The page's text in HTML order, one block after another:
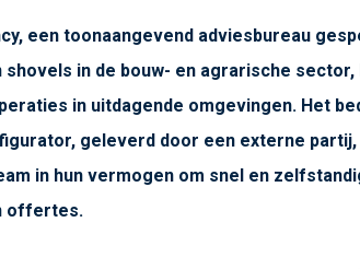
een toonaangevend adviesbureau
shovels in de bouw- en agrarische
in uitdagende omgevingen. Het
geleverd door een externe
in hun vermogen om snel en
offertes.